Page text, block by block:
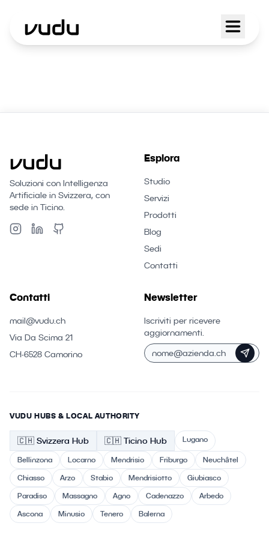
Soluzioni con Intelligenza
Artificiale in Svizzera, con
sede in Ticino.
Esplora
Studio
Servizi
Prodotti
Blog
Sedi
Contatti
Contatti
mail@vudu.ch
Via Da Scima 21
CH-6528 Camorino
Newsletter
Iscriviti per ricevere
aggiornamenti.
VUDU HUBS & LOCAL AUTHORITY
🇨🇭 Svizzera Hub 🇨🇭 Ticino Hub Lugano
Bellinzona Locarno Mendrisio Friburgo
Neuchâtel
Chiasso
Arzo Stabio Mendrisiotto
Giubiasco
Paradiso
Massagno Agno Cadenazzo
Arbedo
Ascona
Minusio Tenero Balerna